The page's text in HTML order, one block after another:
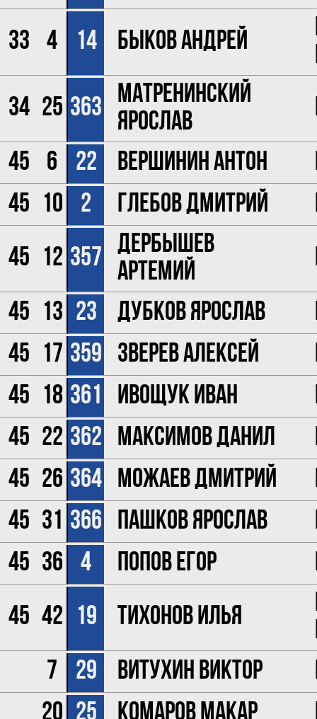
33
4 14 Быков Андрей
34 25 363
Матренинский
Ярослав
45
6 22 Вершинин Антон
45 10 2 Глебов Дмитрий
45 12 357 Дербышев
Артемий
45 13 23 Дубков Ярослав
45 17 359 Зверев Алексей
45 18 361 Ивощук Иван
45 22 362 Максимов Данил
45 26 364 Можаев Дмитрий
45 31 366 Пашков Ярослав
45 36 4 Попов Егор
45 42 19 Тихонов Илья
7
29 Витухин Виктор